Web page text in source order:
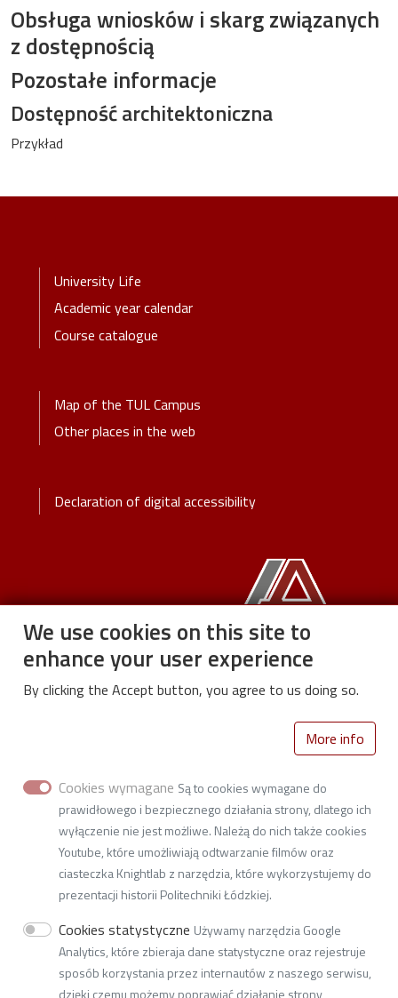
Obsługa wniosków i skarg związanych
z dostępnością
Pozostałe informacje
Dostępność architektoniczna
Przykład
1/15 Stefanowski Street (building A22)
90-537 Łódź, Poland
NIP: 727-002-18-95
e-mail:Naciśnij aby wyświetlić adres email
tel. 42 631 22 25
address for electronic deliveries:
AE:PL-77859-99877-ERVVB-29
Stopka-Menu
University Life
Academic year calendar
Course catalogue
Stopka-2-Menu
Map of the TUL Campus
Other places in the web
Stopka-3-Menu
Declaration of digital accessibility
We use cookies on this site to
enhance your user experience
By clicking the Accept button, you agree to us doing so.
More info
Cookies wymagane Są to cookies wymagane do
prawidłowego i bezpiecznego działania strony, dlatego ich
wyłączenie nie jest możliwe. Należą do nich także cookies
Youtube, które umożliwiają odtwarzanie filmów oraz
ciasteczka Knightlab z narzędzia, które wykorzystujemy do
prezentacji historii Politechniki Łódzkiej.
Cookies statystyczne Używamy narzędzia Google
Analytics, które zbieraja dane statystyczne oraz rejestruje
sposób korzystania przez internautów z naszego serwisu,
dzięki czemu możemy poprawiać działanie strony